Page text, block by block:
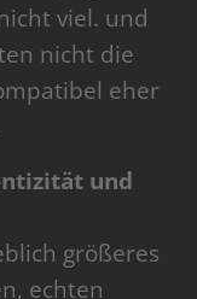
viel. und
nicht die
eher
und
größeres
echten